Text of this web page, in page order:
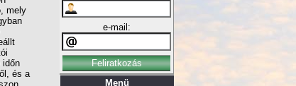
mely
időn
és a
e-mail:
Menü